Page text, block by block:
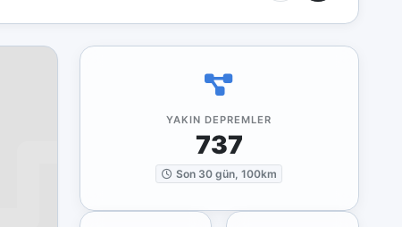
YAKIN DEPREMLER
737
Son 30 gün, 100km